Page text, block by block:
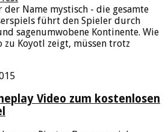
Name mystisch - die gesamte
führt den Spieler durch
sagenumwobene Kontinente. Wie
zu Koyotl zeigt, müssen trotz
Video zum kostenlosen